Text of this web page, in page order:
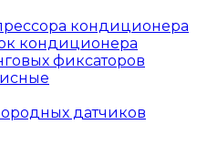
кондиционера
кондиционера
фиксаторов
датчиков